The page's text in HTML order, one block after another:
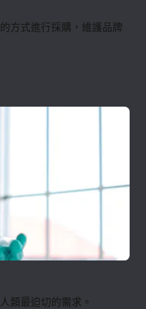
方式進行採購，維護品牌
類最迫切的需求。